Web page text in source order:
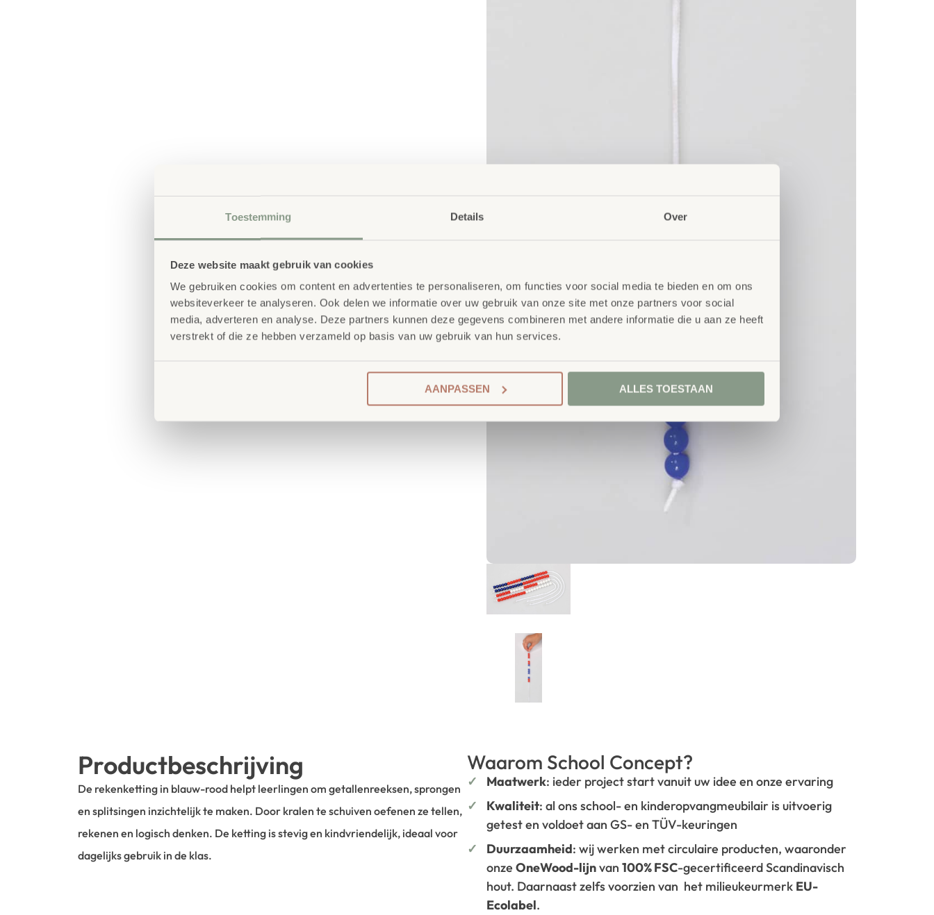
Toestemming Details Over
Deze website maakt gebruik van cookies
We gebruiken cookies om content en advertenties te personaliseren, om functies voor social media te bieden en om ons
websiteverkeer te analyseren. Ook delen we informatie over uw gebruik van onze site met onze partners voor social
media, adverteren en analyse. Deze partners kunnen deze gegevens combineren met andere informatie die u aan ze heeft
verstrekt of die ze hebben verzameld op basis van uw gebruik van hun services.
AANPASSEN ALLES TOESTAAN
Productbeschrijving
De rekenketting in blauw-rood helpt leerlingen om getallenreeksen, sprongen
en splitsingen inzichtelijk te maken. Door kralen te schuiven oefenen ze tellen,
rekenen en logisch denken. De ketting is stevig en kindvriendelijk, ideaal voor
dagelijks gebruik in de klas.
Waarom School Concept?
Maatwerk: ieder project start vanuit uw idee en onze ervaring
Kwaliteit: al ons school- en kinderopvangmeubilair is uitvoerig
getest en voldoet aan GS- en TÜV-keuringen
Duurzaamheid: wij werken met circulaire producten, waaronder
onze OneWood-lijnvan 100% FSC-gecertificeerd Scandinavisch
hout. Daarnaast zelfs voorzien van het milieukeurmerk EU-
Ecolabel.